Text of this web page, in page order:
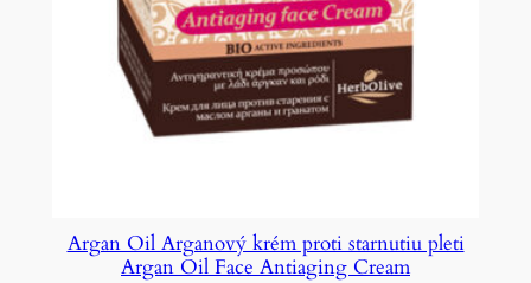
Argan Oil Arganový krém proti starnutiu pleti
Argan Oil Face Antiaging Cream